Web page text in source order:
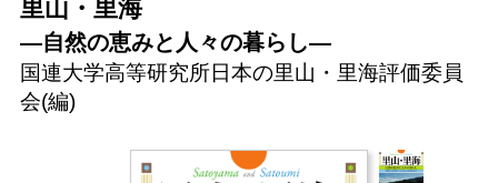
里山・里海
―自然の恵みと人々の暮らし―
国連大学高等研究所日本の里山・里海評価委員
会(編)